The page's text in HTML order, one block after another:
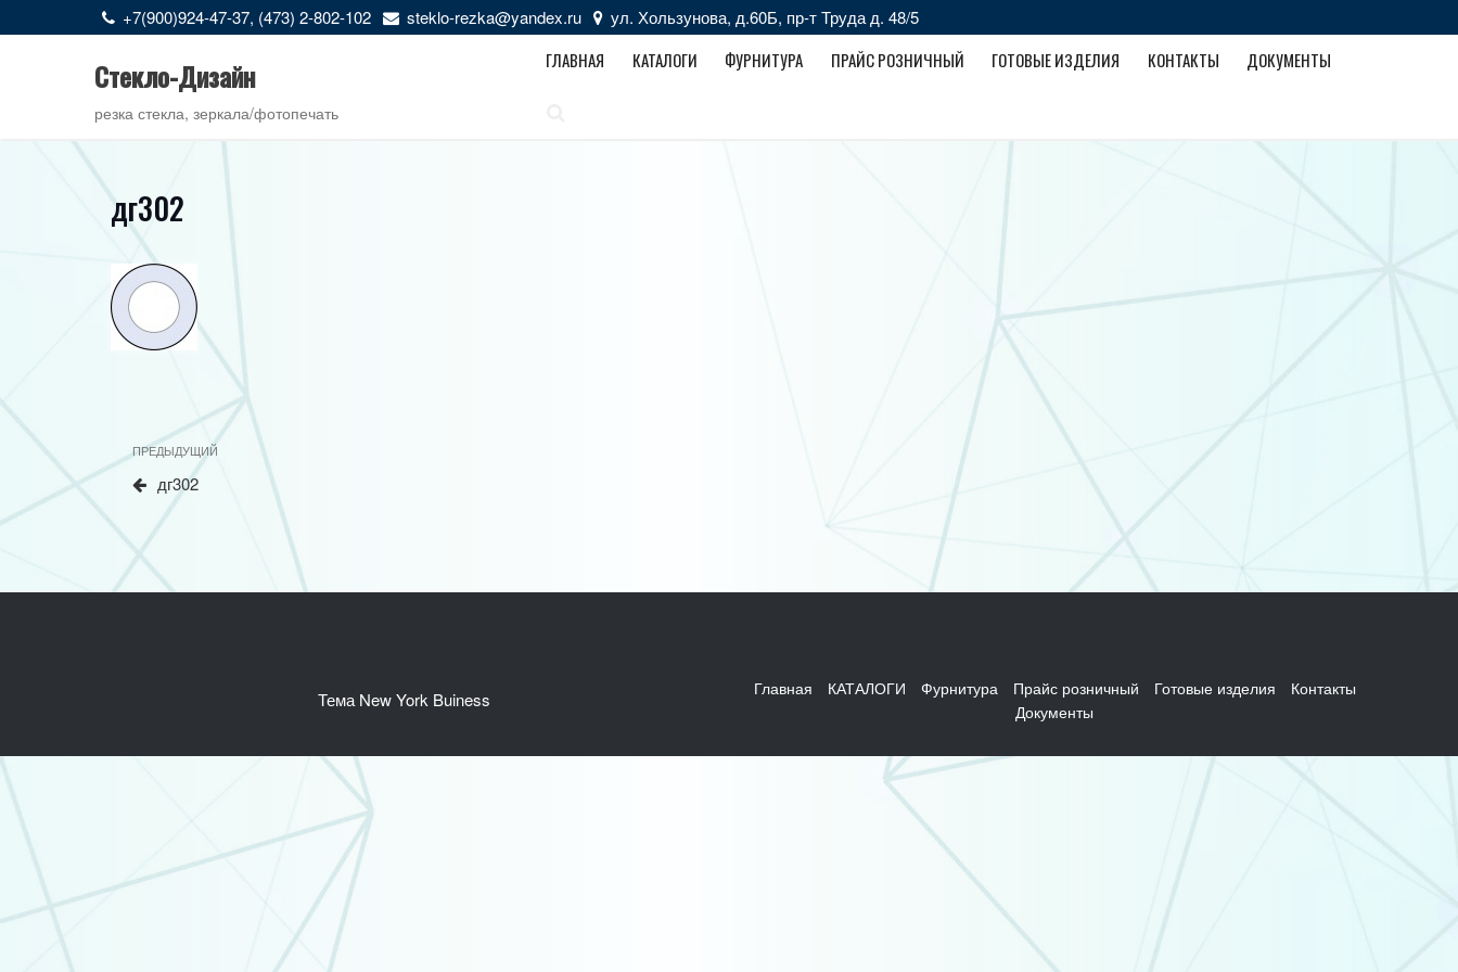
к
содержимому
+7(900)924-47-37, (473) 2-802-102 steklo-rezka@yandex.ru ул. Хользунова, д.60Б, пр-т Труда д. 48/5
Стекло-Дизайн
резка стекла, зеркала/фотопечать
ГЛАВНАЯ КАТАЛОГИ ФУРНИТУРА ПРАЙС РОЗНИЧНЫЙ ГОТОВЫЕ ИЗДЕЛИЯ КОНТАКТЫ ДОКУМЕНТЫ
дг302
Навигация
по
записям
Предыдущая
запись
ПРЕДЫДУЩИЙ
дг302
Тема New York Buiness Главная КАТАЛОГИ Фурнитура Прайс розничный Готовые изделия
Контакты
Документы